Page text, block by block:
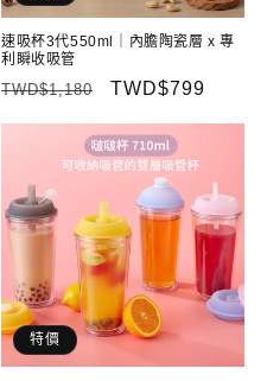
速吸杯3代550ml｜內膽陶瓷層 x 專
利瞬收吸管
定
TWD$1,180
售
TWD$799
特價